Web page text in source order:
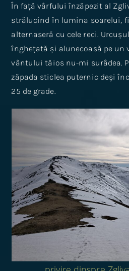
În față vârfului înzăpezit al
strălucind în lumina soarelui,
alternaseră cu cele reci.
înghețată și alunecoasă pe un
vântului tăios nu-mi surâdea.
zăpada sticlea puternic deși
25 de grade.